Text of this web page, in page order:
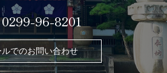
0299-96-8201
ルでのお問い合わせ